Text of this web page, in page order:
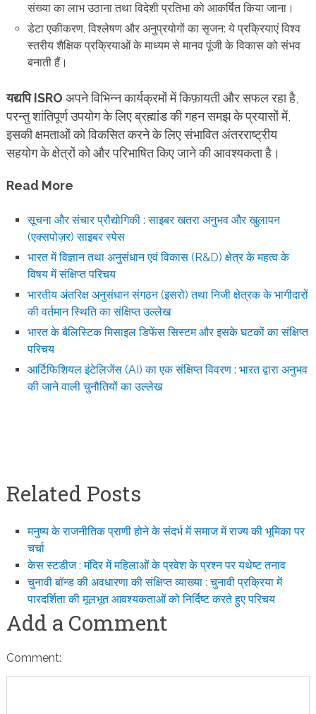
संख्या का लाभ उठाना तथा विदेशी प्रतिभा कोआकर्षित किया जाना।
डेटा एकीकरण, विश्लेषण और अनुप्रयोगों का सृजन: ये प्रक्रियाएं विश्व
स्तरीय शैक्षिक प्रक्रियाओं के माध्यम से मानव पूंजी के विकास को संभव
बनाती हैं।
यद्यपि ISRO अपने विभिन्न कार्यक्रमों में किफ़ायती और सफल रहा है,
परन्तु शांतिपूर्ण उपयोग के लिए ब्रह्मांड की गहन समझ के प्रयासों में,
इसकी क्षमताओं को विकसित करने के लिए संभावित अंतरराष्ट्रीय
सहयोग के क्षेत्रों को और परिभाषित किए जाने की आवश्यकता है।
Read More
सूचना और संचार प्रौद्योगिकी : साइबर खतरा अनुभव और खुलापन
(एक्सपोज़र) साइबर स्पेस
भारत में विज्ञान तथा अनुसंधान एवं विकास (R&D) क्षेत्र के महत्व के
विषय में संक्षिप्त परिचय
भारतीय अंतरिक्ष अनुसंधान संगठन (इसरो) तथा निजी क्षेत्रक के भागीदारों
की वर्तमान स्थिति का संक्षिप्त उल्लेख
भारत के बैलिस्टिक मिसाइल डिफेंस सिस्टम और इसके घटकों का संक्षिप्त
परिचय
आर्टिफिशियल इंटेलिजेंस (AI) का एक संक्षिप्त विवरण : भारत द्वारा अनुभव
की जाने वाली चुनौतियों का उल्लेख
Related Posts
मनुष्य के राजनीतिक प्राणी होने के संदर्भ में समाज में राज्य की भूमिका पर
चर्चा
केस स्टडीज : मंदिर में महिलाओं के प्रवेश के प्रश्न पर यथेष्ट तनाव
चुनावी बॉन्ड की अवधारणा की संक्षिप्त व्याख्या : चुनावी प्रक्रिया में
पारदर्शिता की मूलभूत आवश्यकताओं को निर्दिष्ट करते हुए परिचय
Add a Comment
Comment: